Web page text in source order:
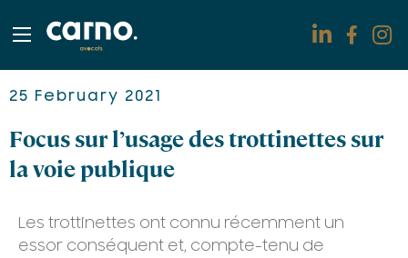
Domaines d'expertise
L'ADN de carno.avocats
Partenaires
Actu
25 February 2021
Focus sur l’usage des trottinettes sur
la voie publique
Les trottinettes ont connu récemment un
essor conséquent et, compte-tenu de